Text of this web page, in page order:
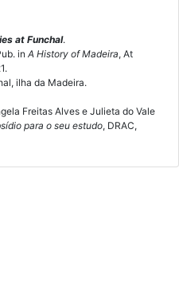
at Funchal.
in A History of Madeira, At
ilha da Madeira.
Freitas Alves e Julieta do Vale
para o seu estudo, DRAC,